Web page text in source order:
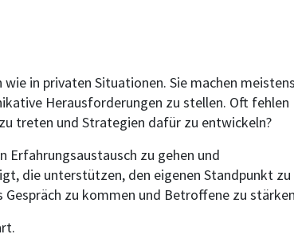
in privaten Situationen. Sie machen
Herausforderungen zu stellen. Oft fehlen
treten und Strategien dafür zu entwickeln?
Erfahrungsaustausch zu gehen und
die unterstützen, den eigenen Standpunkt zu
zu kommen und Betroffene zu